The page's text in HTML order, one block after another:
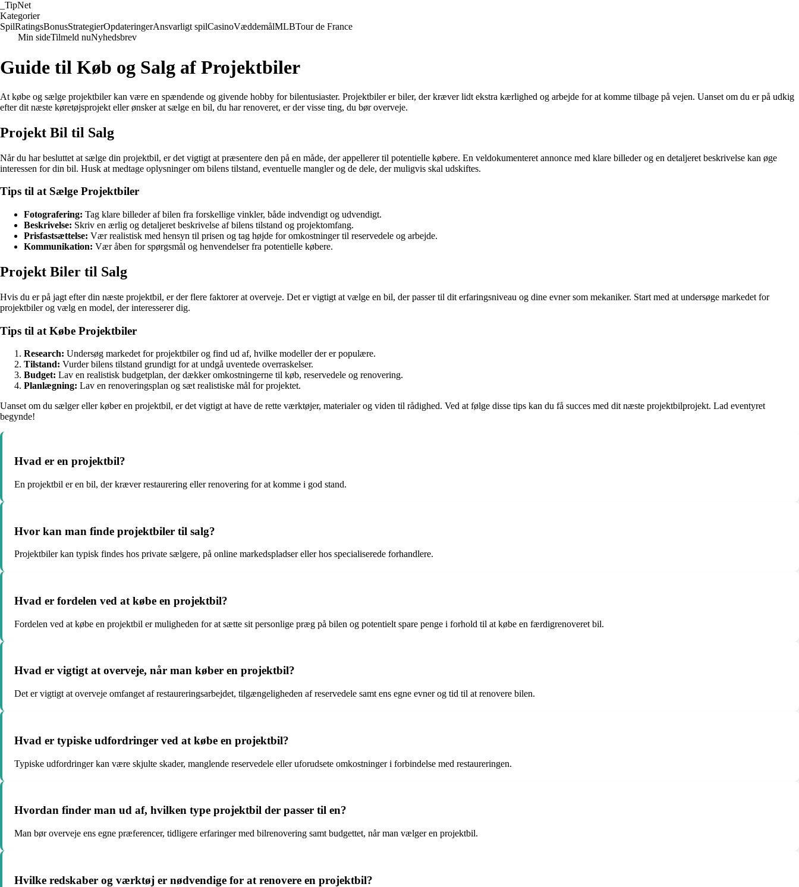
TipNet
Kategorier
SpilRatingsBonusStrategierOpdateringerAnsvarligt spilCasinoVæddemålMLBTour de France
Min sideTilmeld nuNyhedsbrev
Guide til Køb og Salg af Projektbiler
At købe og sælge projektbiler kan være en spændende og givende hobby for bilentusiaster. Projektbiler er biler, der kræver lidt ekstra kærlighed og arbejde for at komme tilbage på vejen. Uanset om du er på udkig
efter dit næste køretøjsprojekt eller ønsker at sælge en bil, du har renoveret, er der visse ting, du bør overveje.
Projekt Bil til Salg
Når du har besluttet at sælge din projektbil, er det vigtigt at præsentere den på en måde, der appellerer til potentielle købere. En veldokumenteret annonce med klare billeder og en detaljeret beskrivelse kan øge
interessen for din bil. Husk at medtage oplysninger om bilens tilstand, eventuelle mangler og de dele, der muligvis skal udskiftes.
Tips til at Sælge Projektbiler
Fotografering: Tag klare billeder af bilen fra forskellige vinkler, både indvendigt og udvendigt.
Beskrivelse: Skriv en ærlig og detaljeret beskrivelse af bilens tilstand og projektomfang.
Prisfastsættelse: Vær realistisk med hensyn til prisen og tag højde for omkostninger til reservedele og arbejde.
Kommunikation: Vær åben for spørgsmål og henvendelser fra potentielle købere.
Projekt Biler til Salg
Hvis du er på jagt efter din næste projektbil, er der flere faktorer at overveje. Det er vigtigt at vælge en bil, der passer til dit erfaringsniveau og dine evner som mekaniker. Start med at undersøge markedet for
projektbiler og vælg en model, der interesserer dig.
Tips til at Købe Projektbiler
Research: Undersøg markedet for projektbiler og find ud af, hvilke modeller der er populære.
Tilstand: Vurder bilens tilstand grundigt for at undgå uventede overraskelser.
Budget: Lav en realistisk budgetplan, der dækker omkostningerne til køb, reservedele og renovering.
Planlægning: Lav en renoveringsplan og sæt realistiske mål for projektet.
Uanset om du sælger eller køber en projektbil, er det vigtigt at have de rette værktøjer, materialer og viden til rådighed. Ved at følge disse tips kan du få succes med dit næste projektbilprojekt. Lad eventyret
begynde!
Hvad er en projektbil?
En projektbil er en bil, der kræver restaurering eller renovering for at komme i god stand.
Hvor kan man finde projektbiler til salg?
Projektbiler kan typisk findes hos private sælgere, på online markedspladser eller hos specialiserede forhandlere.
Hvad er fordelen ved at købe en projektbil?
Fordelen ved at købe en projektbil er muligheden for at sætte sit personlige præg på bilen og potentielt spare penge i forhold til at købe en færdigrenoveret bil.
Hvad er vigtigt at overveje, når man køber en projektbil?
Det er vigtigt at overveje omfanget af restaureringsarbejdet, tilgængeligheden af reservedele samt ens egne evner og tid til at renovere bilen.
Hvad er typiske udfordringer ved at købe en projektbil?
Typiske udfordringer kan være skjulte skader, manglende reservedele eller uforudsete omkostninger i forbindelse med restaureringen.
Hvordan finder man ud af, hvilken type projektbil der passer til en?
Man bør overveje ens egne præferencer, tidligere erfaringer med bilrenovering samt budgettet, når man vælger en projektbil.
Hvilke redskaber og værktøj er nødvendige for at renovere en projektbil?